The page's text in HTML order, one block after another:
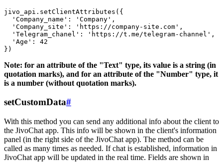
jivo_api.setClientAttributes({
  'Company_name': 'Company',
  'Company_site': 'https://company-site.com',
  'Telegram_chanel': 'https://t.me/telegram-channel',
  'Age': 42
Note: for an attribute of the "Text" type, its value is a string (in
quotation marks), and for an attribute of the "Number" type, it
is a number (without quotation marks).
setCustomData#
With this method you can send any additional info about the client to
the JivoChat app. This info will be shown in the client's information
panel (in the right side of the JivoChat app). The method can be
called as many times as needed. If chat is established, information in
JivoChat app will be updated in the real time. Fields are shown in